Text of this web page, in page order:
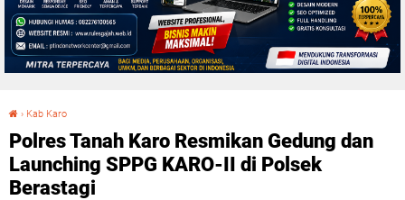
› Kab Karo
Polres Tanah Karo Resmikan Gedung dan
Launching SPPG KARO-II di Polsek
Berastagi